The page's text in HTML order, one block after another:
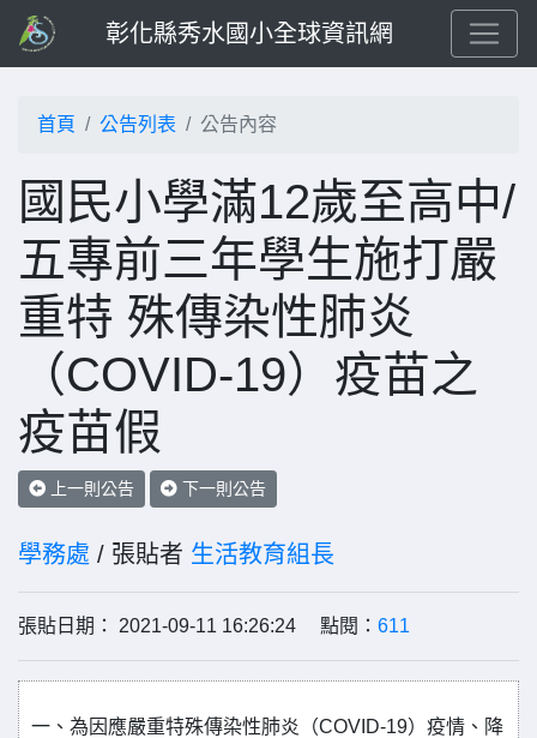
彰化縣秀水國小全球資訊網
首頁 公告列表 公告內容
國民小學滿12歲至高中/
五專前三年學生施打嚴
重特 殊傳染性肺炎
（COVID-19）疫苗之
疫苗假
上一則公告 下一則公告
學務處 / 張貼者 生活教育組長
張貼日期： 2021-09-11 16:26:24 點閱： 611
一、為因應嚴重特殊傳染性肺炎（COVID-19）疫情、降